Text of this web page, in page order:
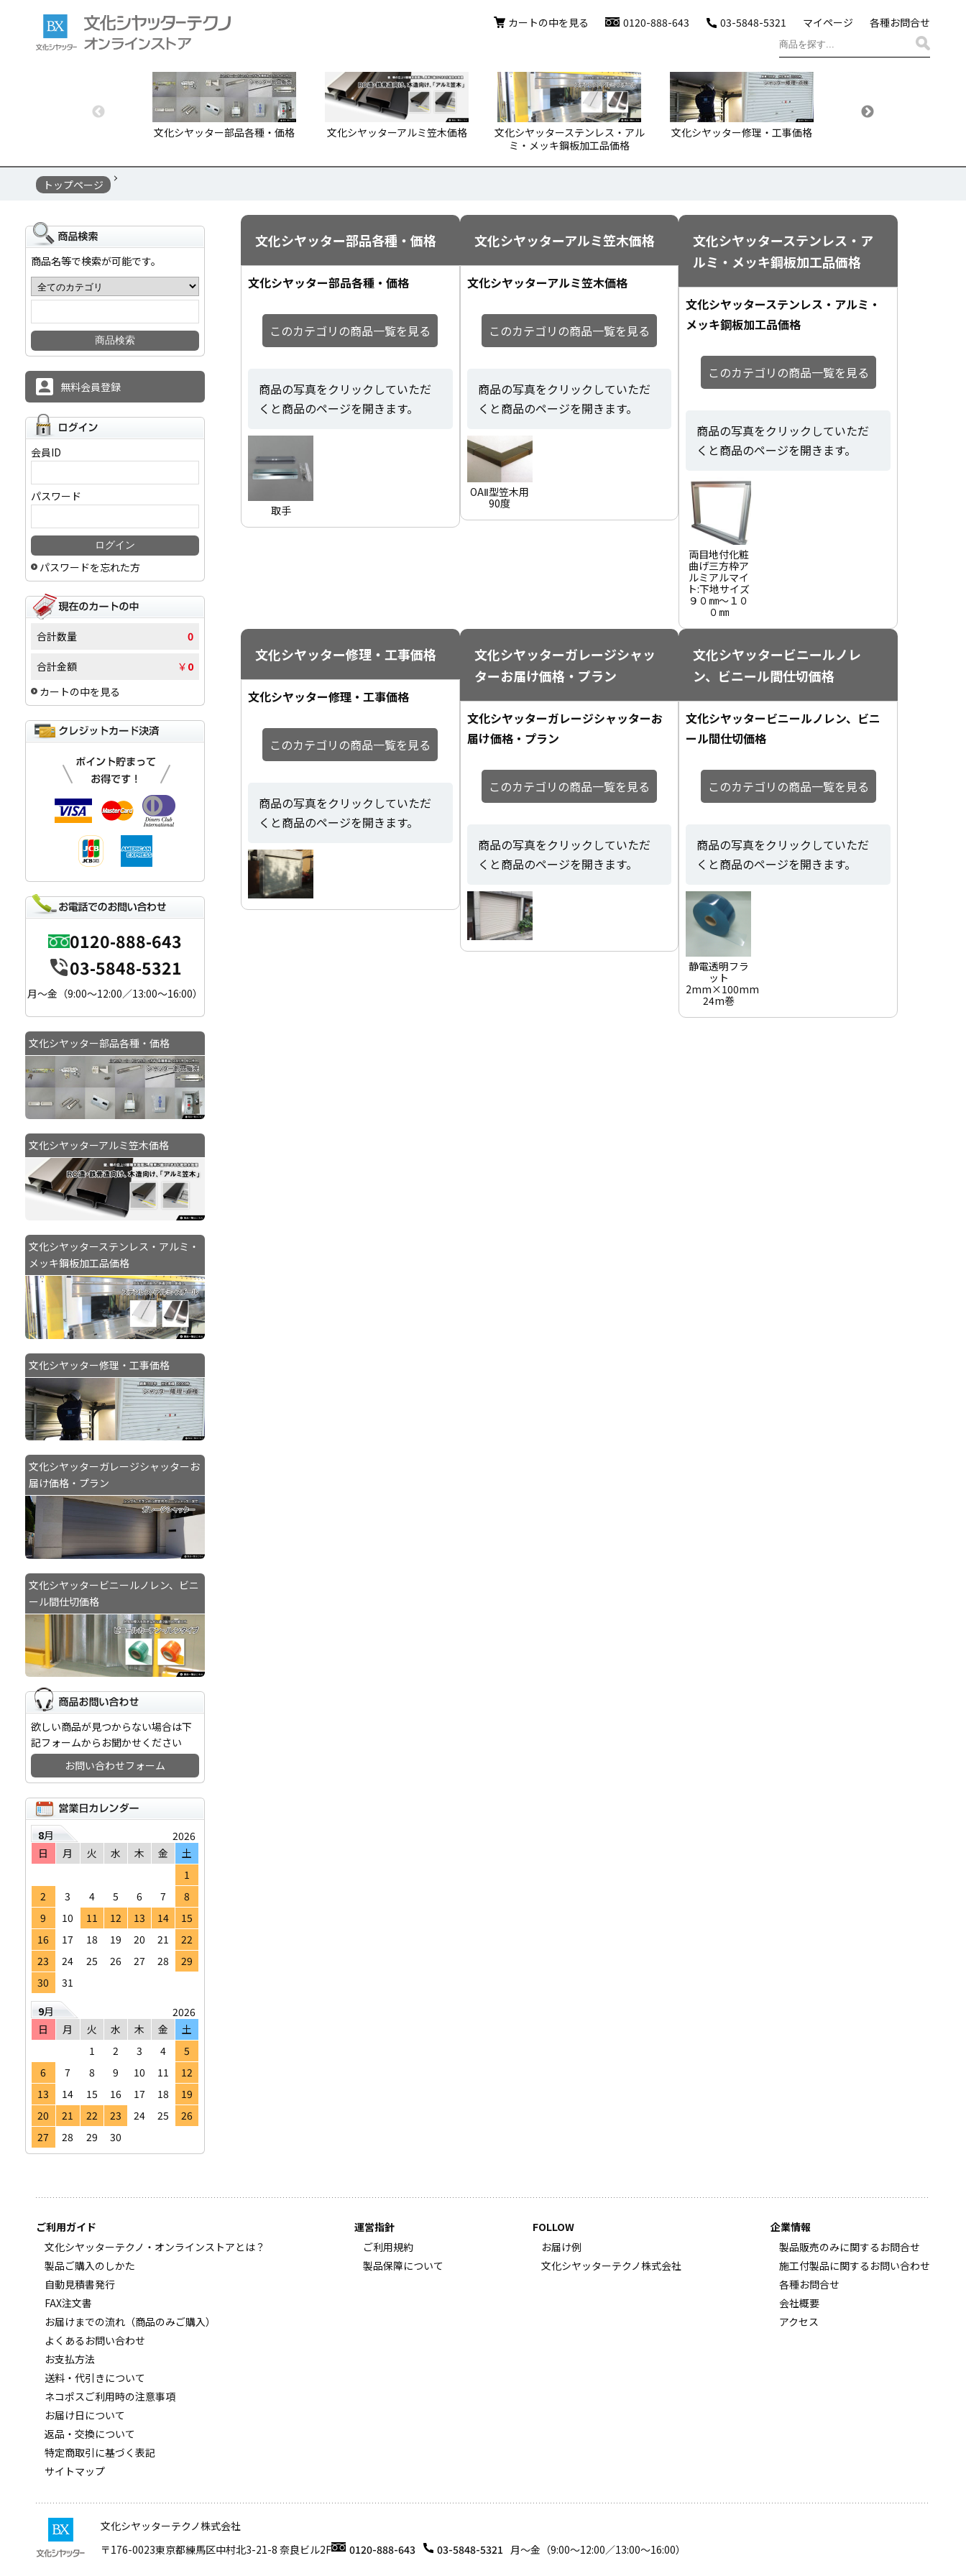
カートの中を見る 0120-888-643 03-5848-5321 マイページ 各種お問合せ
文化シヤッター部品各種・価格 文化シヤッターアルミ笠木価格
文化シヤッターステンレス・アル
ミ・メッキ鋼板加工品価格
文化シヤッター修理・工事価格
トップページ
文化シヤッター部品各種・価格
文化シヤッター部品各種・価格
このカテゴリの商品一覧を見る
商品の写真をクリックしていただ
くと商品のページを開きます。
取手
文化シヤッターアルミ笠木価格
文化シヤッターアルミ笠木価格
このカテゴリの商品一覧を見る
商品の写真をクリックしていただ
くと商品のページを開きます。
OAⅡ型笠木用
90度
文化シヤッターステンレス・ア
ルミ・メッキ鋼板加工品価格
文化シヤッターステンレス・アルミ・
メッキ鋼板加工品価格
このカテゴリの商品一覧を見る
商品の写真をクリックしていただ
くと商品のページを開きます。
両目地付化粧
曲げ三方枠ア
ルミアルマイ
ト:下地サイズ
９０㎜～１０
０㎜
文化シヤッター修理・工事価格
文化シヤッター修理・工事価格
このカテゴリの商品一覧を見る
商品の写真をクリックしていただ
くと商品のページを開きます。
文化シヤッターガレージシャッ
ターお届け価格・プラン
文化シヤッターガレージシャッターお
届け価格・プラン
このカテゴリの商品一覧を見る
商品の写真をクリックしていただ
くと商品のページを開きます。
文化シヤッタービニールノレ
ン、ビニール間仕切価格
文化シヤッタービニールノレン、ビニ
ール間仕切価格
このカテゴリの商品一覧を見る
商品の写真をクリックしていただ
くと商品のページを開きます。
静電透明フラ
ット
2mm×100mm
24m巻
商品名等で検索が可能です。
無料会員登録
会員ID
パスワード
パスワードを忘れた方
合計数量 0
合計金額 ￥ 0
カートの中を見る
0120-888-643
03-5848-5321
月〜金（9:00〜12:00／13:00〜16:00）
文化シヤッター部品各種・価格
文化シヤッターアルミ笠木価格
文化シヤッターステンレス・アルミ・
メッキ鋼板加工品価格
文化シヤッター修理・工事価格
文化シヤッターガレージシャッターお
届け価格・プラン
文化シヤッタービニールノレン、ビニ
ール間仕切価格
欲しい商品が見つからない場合は下
記フォームからお聞かせください
お問い合わせフォーム
8月
2026
日
月 火 水 木 金
土
1
2
3 4 5 6 7
8
9
10 11 12 13 14
15
16
17 18 19 20 21
22
23
24 25 26 27 28
29
30
31
9月
2026
日
月 火 水 木 金
土
1
2 3 4
5
6
7 8 9 10 11
12
13
14 15 16 17 18
19
20
21 22 23 24 25
26
27
28 29 30
ご利用ガイド
文化シヤッターテクノ・オンラインストアとは？
製品ご購入のしかた
自動見積書発行
FAX注文書
お届けまでの流れ（商品のみご購入）
よくあるお問い合わせ
お支払方法
送料・代引きについて
ネコポスご利用時の注意事項
お届け日について
返品・交換について
特定商取引に基づく表記
サイトマップ
運営指針
ご利用規約
製品保障について
FOLLOW
お届け例
文化シヤッターテクノ株式会社
企業情報
製品販売のみに関するお問合せ
施工付製品に関するお問い合わせ
各種お問合せ
会社概要
アクセス
文化シヤッターテクノ株式会社
〒176-0023東京都練馬区中村北3-21-8 奈良ビル2F 0120-888-643 03-5848-5321 月〜金（9:00〜12:00／13:00〜16:00）